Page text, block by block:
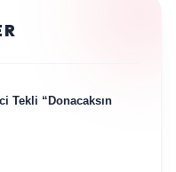
Tekli “Donacaksın